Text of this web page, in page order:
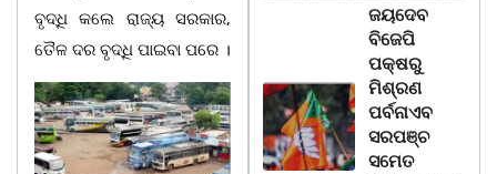
ବୃଦ୍ଧି କଲେ ରାଜ୍ୟ ସରକାର,
ତୈଳ ଦର ବୃଦ୍ଧି ପାଇବା ପରେ ।
ଜୟଦେବ
ବିଜେପି
ପକ୍ଷରୁ
ମିଶ୍ରଣ
ପର୍ବନାଏବ
ସରପଞ୍ଚ
ସମେତ